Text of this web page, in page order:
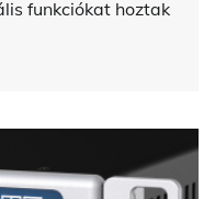
funkciókat hoztak